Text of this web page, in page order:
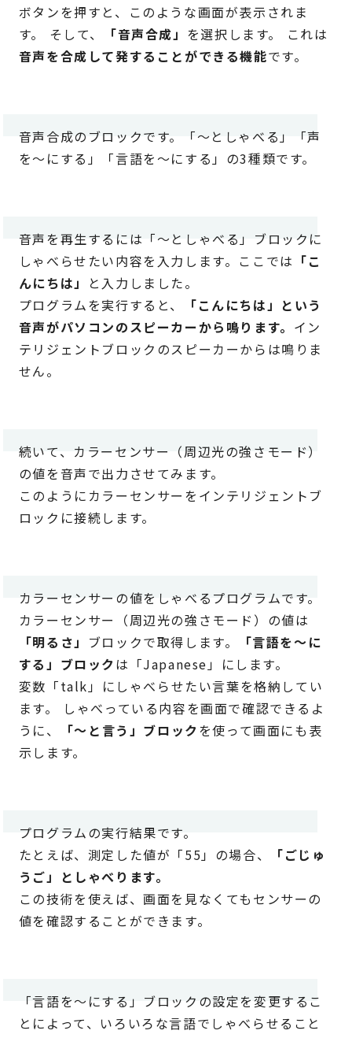
ボタンを押すと、このような画面が表示されま
す。 そして、
「音声合成」 を選択します。 これは
音声を合成して発することができる機能です。
音声合成のブロックです。「～としゃべる」「声
を～にする」「言語を～にする」の3種類です。
音声を再生するには「～としゃべる」ブロックに
しゃべらせたい内容を入力します。ここでは 「こ
んにちは」
と入力しました。
プログラムを実行すると、
「こんにちは」という
音声がパソコンのスピーカーから鳴ります。 イン
テリジェントブロックのスピーカーからは鳴りま
せん。
続いて、カラーセンサー（周辺光の強さモード）
の値を音声で出力させてみます。
このようにカラーセンサーをインテリジェントブ
ロックに接続します。
カラーセンサーの値をしゃべるプログラムです。
カラーセンサー（周辺光の強さモード）の値は
「明るさ」 ブロックで取得します。
「言語を～に
する」ブロックは「Japanese」にします。
変数「talk」にしゃべらせたい言葉を格納してい
ます。 しゃべっている内容を画面で確認できるよ
うに、
「～と言う」ブロックを使って画面にも表
示します。
プログラムの実行結果です。
たとえば、測定した値が「55」の場合、
「ごじゅ
うご」としゃべります。
この技術を使えば、画面を見なくてもセンサーの
値を確認することができます。
「言語を～にする」ブロックの設定を変更するこ
とによって、いろいろな言語でしゃべらせること